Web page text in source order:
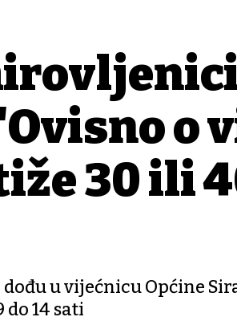
o
30 ili
u vijećnicu Općine
14 sati